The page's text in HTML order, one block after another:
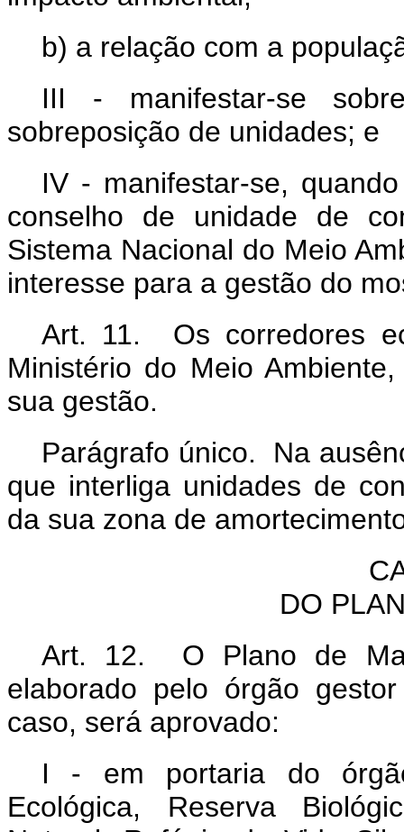
b) a relação com a
III - manifestar-se
sobreposição de unidades; e
IV - manifestar-se,
conselho de unidade de
Sistema Nacional do Meio
interesse para a gestão do
Art. 11. Os corredores
Ministério do Meio
sua gestão.
Parágrafo único. Na
que interliga unidades de
da sua zona de
DO
Art. 12. O Plano de
elaborado pelo órgão
caso, será aprovado:
I - em portaria do
Ecológica, Reserva